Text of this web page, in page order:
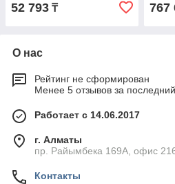
52 793 ₸ 767
О нас
Рейтинг не сформирован
Менее 5 отзывов за
Работает с 14.06.2017
г. Алматы
пр. Райымбека 169А, офис
Контакты